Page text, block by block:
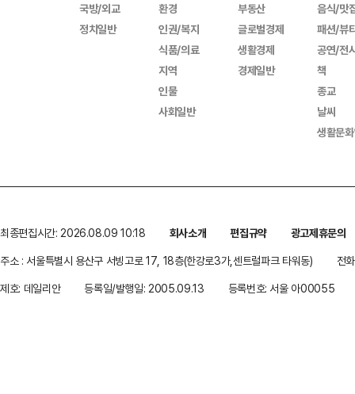
국방/외교
정치일반
환경
인권/복지
식품/의료
지역
인물
사회일반
부동산
글로벌경제
생활경제
경제일반
음식/맛
패션/뷰
공연/전
책
종교
날씨
생활문
최종편집시간: 2026.08.09 10:18 회사소개 편집규약
광고제휴문의
주소 : 서울특별시 용산구 서빙고로 17, 18층(한강로3가,센트럴파크 타워동)
전
제호: 데일리안
등록일/발행일: 2005.09.13 등록번호: 서울 아00055